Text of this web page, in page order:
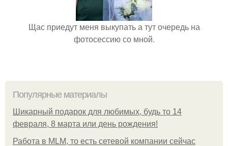
Щас приедут меня выкупать а тут очередь на
фотосессию со мной.
Популярные материалы
Шикарный подарок для любимых, будь то 14
февраля, 8 марта или день рождения!
Работа в MLM, то есть сетевой компании сейчас